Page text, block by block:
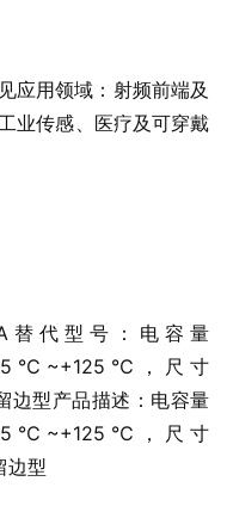
应用领域：射频前端及
业传感、医疗及可穿戴